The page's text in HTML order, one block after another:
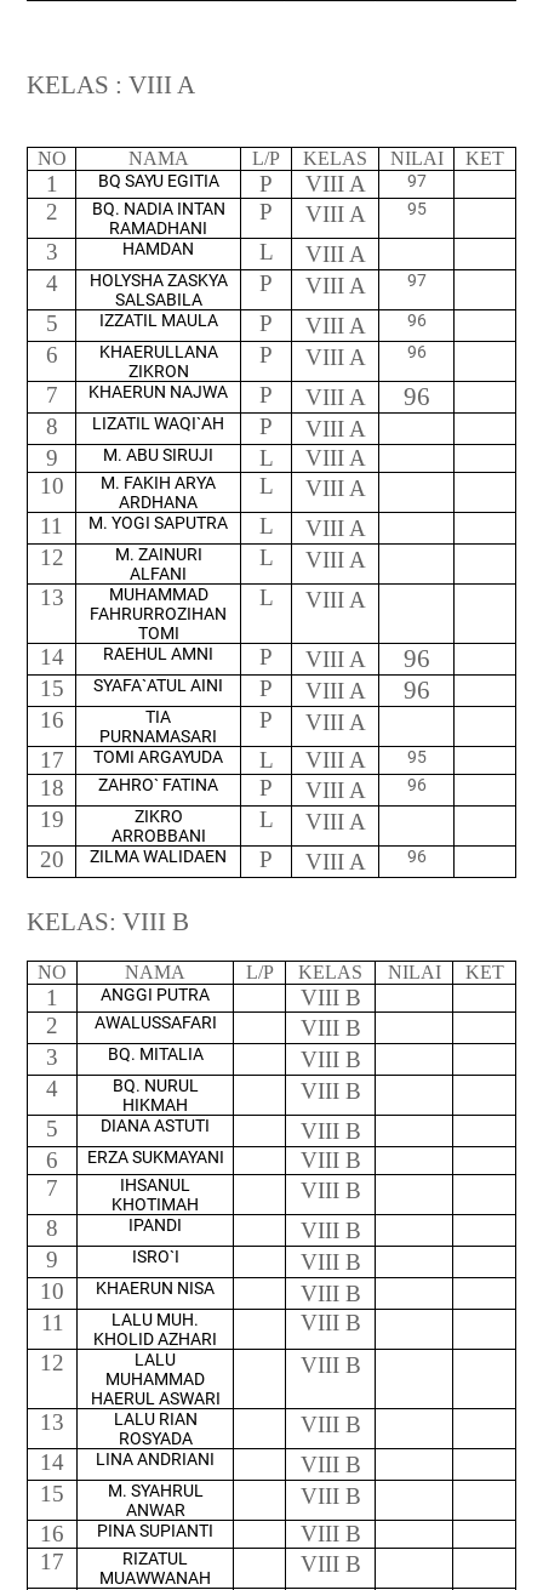
KELAS : VIII A
NO NAMA L/P KELAS NILAI KET
1 BQ SAYU EGITIA P VIII A 97
2
BQ. NADIA INTAN
RAMADHANI
P VIII A 95
3 HAMDAN L
VIII A
4
HOLYSHA ZASKYA
SALSABILA
P VIII A 97
5 IZZATIL MAULA P VIII A 96
6
KHAERULLANA
ZIKRON
P VIII A 96
7 KHAERUN NAJWA P VIII A 96
8 LIZATIL WAQI`AH P
VIII A
9
M. ABU SIRUJI L
VIII A
10
M. FAKIH ARYA
ARDHANA
L
VIII A
11
M. YOGI SAPUTRA L
VIII A
12
M. ZAINURI
ALFANI
L
VIII A
13
MUHAMMAD
FAHRURROZIHAN
TOMI
L VIII A
14 RAEHUL AMNI P VIII A 96
15 SYAFA`ATUL AINI P VIII A 96
16
TIA
PURNAMASARI
P
VIII A
17
TOMI ARGAYUDA L VIII A 95
18 ZAHRO` FATINA P VIII A 96
19
ZIKRO
ARROBBANI
L
VIII A
20
ZILMA WALIDAEN P VIII A 96
KELAS: VIII B
NO NAMA L/P KELAS NILAI KET
1 ANGGI PUTRA
VIII B
2
AWALUSSAFARI
VIII B
3
BQ. MITALIA
VIII B
4
BQ. NURUL
HIKMAH
VIII B
5
DIANA ASTUTI
VIII B
6
ERZA SUKMAYANI
VIII B
7
IHSANUL
KHOTIMAH
VIII B
8
IPANDI
VIII B
9
ISRO`I
VIII B
10
KHAERUN NISA
VIII B
11
LALU MUH.
KHOLID AZHARI
VIII B
12
LALU
MUHAMMAD
HAERUL ASWARI
VIII B
13
LALU RIAN
ROSYADA
VIII B
14
LINA ANDRIANI
VIII B
15
M. SYAHRUL
ANWAR
VIII B
16
PINA SUPIANTI
VIII B
17
RIZATUL
MUAWWANAH
VIII B